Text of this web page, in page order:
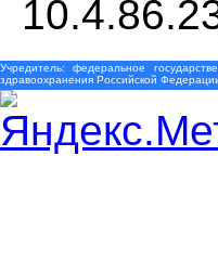
Учредитель: федеральное
здравоохранения Российской